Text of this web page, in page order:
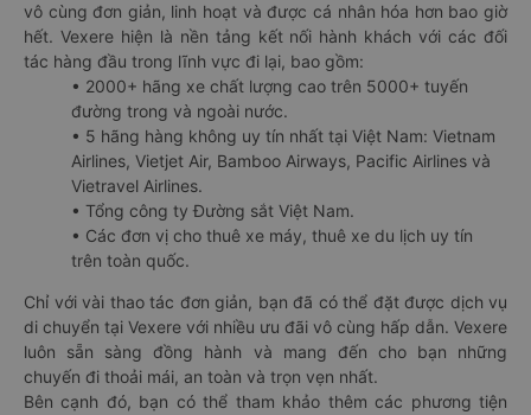
vô cùng đơn giản, linh hoạt và được cá nhân hóa hơn bao giờ
hết. Vexere hiện là nền tảng kết nối hành khách với các đối
tác hàng đầu trong lĩnh vực đi lại, bao gồm:
• 2000+ hãng xe chất lượng cao trên 5000+ tuyến
đường trong và ngoài nước.
• 5 hãng hàng không uy tín nhất tại Việt Nam: Vietnam
Airlines, Vietjet Air, Bamboo Airways, Pacific Airlines và
Vietravel Airlines.
• Tổng công ty Đường sắt Việt Nam.
• Các đơn vị cho thuê xe máy, thuê xe du lịch uy tín
trên toàn quốc.
Chỉ với vài thao tác đơn giản, bạn đã có thể đặt được dịch vụ
di chuyển tại Vexere với nhiều ưu đãi vô cùng hấp dẫn. Vexere
luôn sẵn sàng đồng hành và mang đến cho bạn những
chuyến đi thoải mái, an toàn và trọn vẹn nhất.
Bên cạnh đó, bạn có thể tham khảo thêm các phương tiện